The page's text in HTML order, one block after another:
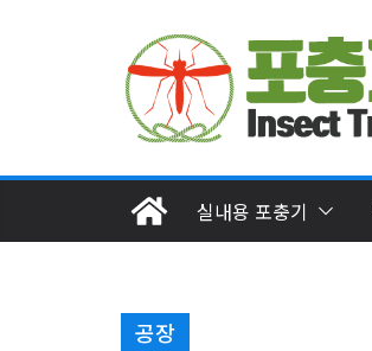
실내용 포충기
공장